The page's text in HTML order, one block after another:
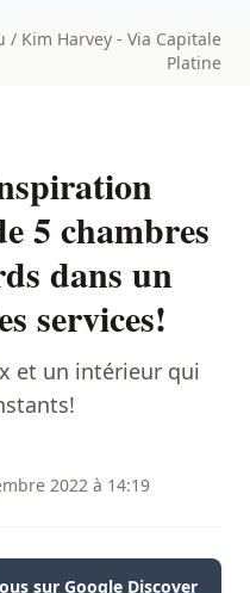
Kim Harvey - Via Capitale
Platine
5 chambres
dans un
services!
et un intérieur qui
2022 à 14:19
sur Google Discover